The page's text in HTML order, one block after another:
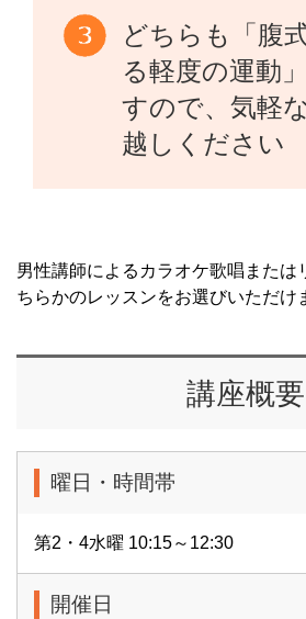
どちらも「腹
る軽度の運動
すので、気軽
越しください
男性講師によるカラオケ歌唱または
ちらかのレッスンをお選びいただけ
講座概要
曜日・時間帯
第2・4水曜 10:15～12:30
開催日